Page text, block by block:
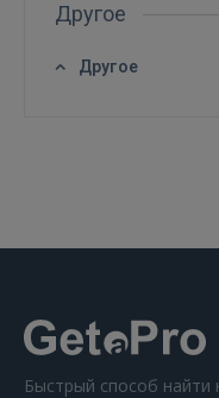
Другое
Другое
Быстрый способ